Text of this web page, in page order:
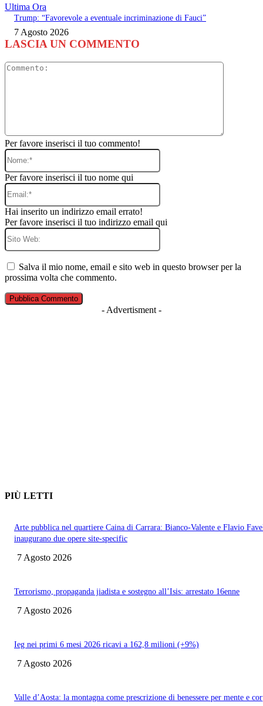
Ultima Ora
Trump: “Favorevole a eventuale incriminazione di Fauci”
7 Agosto 2026
LASCIA UN COMMENTO
Per favore inserisci il tuo commento!
Nome:*
Per favore inserisci il tuo nome qui
Email:*
Hai inserito un indirizzo email errato!
Per favore inserisci il tuo indirizzo email qui
Sito
Salva il mio nome, email e sito web in questo browser per la
prossima volta che commento.
- Advertisment -
PIÙ LETTI
Arte pubblica nel quartiere Caina di Carrara: Bianco-Valente e Flavio
inaugurano due opere site-specific
7 Agosto 2026
Terrorismo, propaganda jiadista e sostegno all’Isis: arrestato 16enne
7 Agosto 2026
Ieg nei primi 6 mesi 2026 ricavi a 162,8 milioni (+9%)
7 Agosto 2026
Valle d’Aosta: la montagna come prescrizione di benessere per mente e